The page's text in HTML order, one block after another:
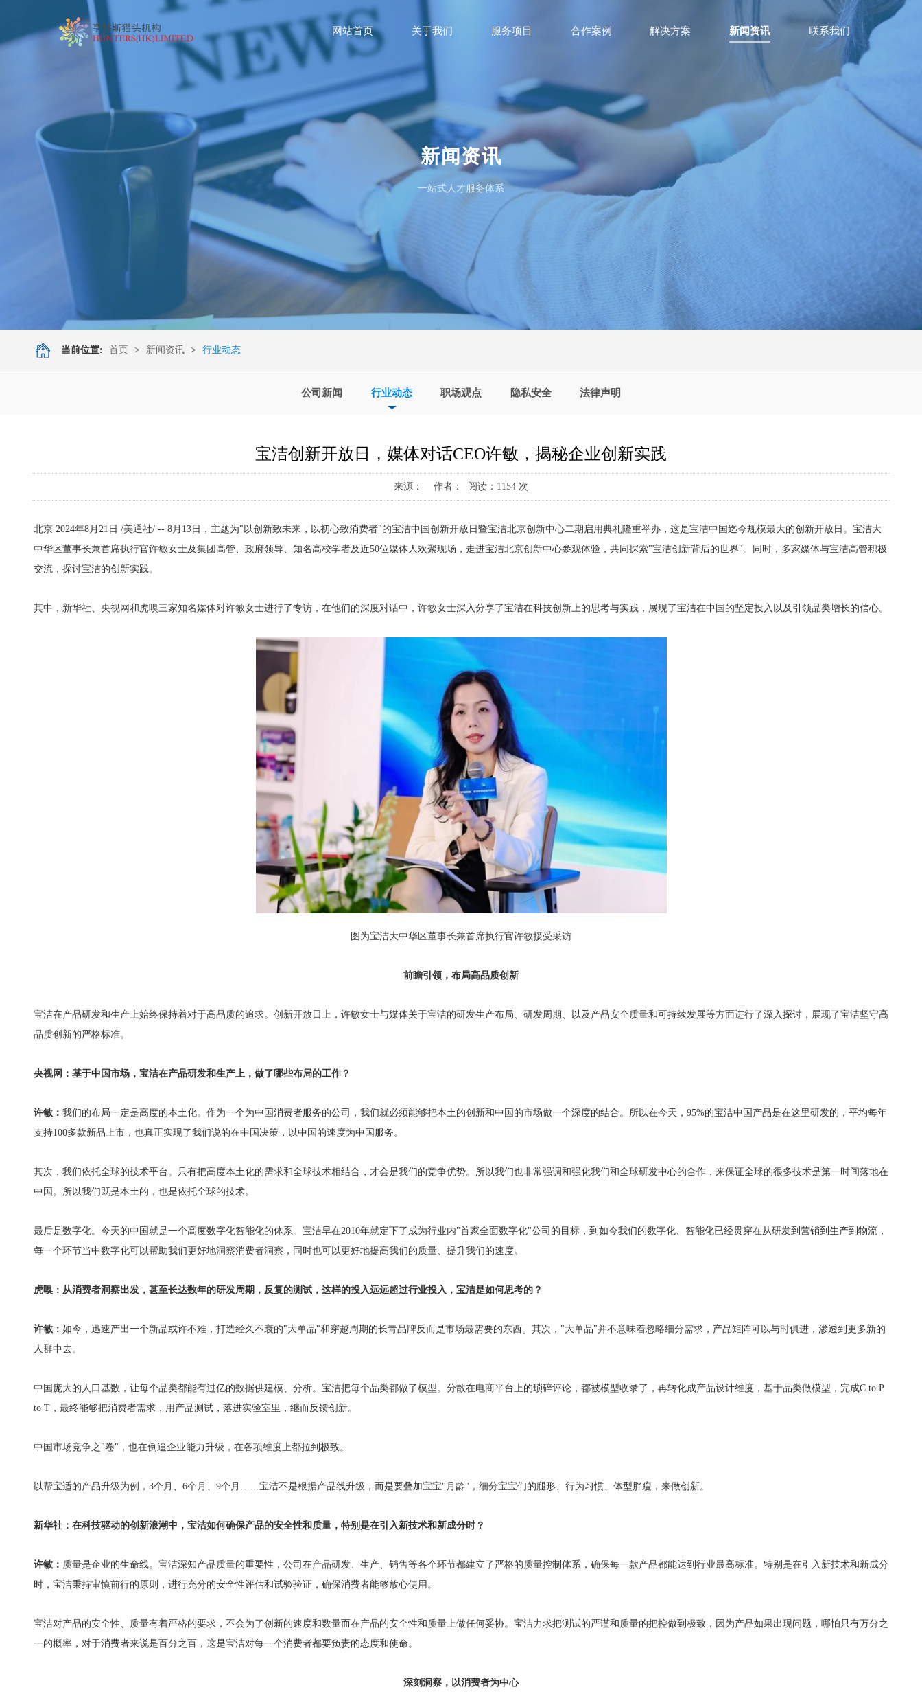
新闻资讯
一站式人才服务体系
网站首页 关于我们 服务项目 合作案例 解决方案 新闻资讯 联系我们
当前位置: 首页 > 新闻资讯 > 行业动态
公司新闻 行业动态 职场观点 隐私安全 法律声明
宝洁创新开放日，媒体对话CEO许敏，揭秘企业创新实践
来源： 作者： 阅读：1154 次
北京 2024年8月21日 /美通社/ -- 8月13日，主题为"以创新致未来，以初心致消费者"的宝洁中国创新开放日暨宝洁北京创新中心二期启用典礼隆重举办，这是宝洁中国迄今规模最大的创新开放日。宝洁大
中华区董事长兼首席执行官许敏女士及集团高管、政府领导、知名高校学者及近50位媒体人欢聚现场，走进宝洁北京创新中心参观体验，共同探索"宝洁创新背后的世界"。同时，多家媒体与宝洁高管积极
交流，探讨宝洁的创新实践。
其中，新华社、央视网和虎嗅三家知名媒体对许敏女士进行了专访，在他们的深度对话中，许敏女士深入分享了宝洁在科技创新上的思考与实践，展现了宝洁在中国的坚定投入以及引领品类增长的信心。
图为宝洁大中华区董事长兼首席执行官许敏接受采访
前瞻引领，布局高品质创新
宝洁在产品研发和生产上始终保持着对于高品质的追求。创新开放日上，许敏女士与媒体关于宝洁的研发生产布局、研发周期、以及产品安全质量和可持续发展等方面进行了深入探讨，展现了宝洁坚守高
品质创新的严格标准。
央视网： 基于中国市场，宝洁在产品研发和生产上，做了哪些布局的工作？
许敏： 我们的布局一定是高度的本土化。作为一个为中国消费者服务的公司，我们就必须能够把本土的创新和中国的市场做一个深度的结合。所以在今天，95%的宝洁中国产品是在这里研发的，平均每年
支持100多款新品上市，也真正实现了我们说的在中国决策，以中国的速度为中国服务。
其次，我们依托全球的技术平台。只有把高度本土化的需求和全球技术相结合，才会是我们的竞争优势。所以我们也非常强调和强化我们和全球研发中心的合作，来保证全球的很多技术是第一时间落地在
中国。所以我们既是本土的，也是依托全球的技术。
最后是数字化。今天的中国就是一个高度数字化智能化的体系。宝洁早在2010年就定下了成为行业内"首家全面数字化"公司的目标，到如今我们的数字化、智能化已经贯穿在从研发到营销到生产到物流，
每一个环节当中数字化可以帮助我们更好地洞察消费者洞察，同时也可以更好地提高我们的质量、提升我们的速度。
虎嗅：从消费者洞察出发，甚至长达数年的研发周期，反复的测试，这样的投入远远超过行业投入，宝洁是如何思考的？
许敏： 如今，迅速产出一个新品或许不难，打造经久不衰的"大单品"和穿越周期的长青品牌反而是市场最需要的东西。其次，"大单品"并不意味着忽略细分需求，产品矩阵可以与时俱进，渗透到更多新的
人群中去。
中国庞大的人口基数，让每个品类都能有过亿的数据供建模、分析。宝洁把每个品类都做了模型。分散在电商平台上的琐碎评论，都被模型收录了，再转化成产品设计维度，基于品类做模型，完成C to P
to T，最终能够把消费者需求，用产品测试，落进实验室里，继而反馈创新。
中国市场竞争之"卷"，也在倒逼企业能力升级，在各项维度上都拉到极致。
以帮宝适的产品升级为例，3个月、6个月、9个月……宝洁不是根据产品线升级，而是要叠加宝宝"月龄"，细分宝宝们的腿形、行为习惯、体型胖瘦，来做创新。
新华社：在科技驱动的创新浪潮中，宝洁如何确保产品的安全性和质量，特别是在引入新技术和新成分时？
许敏： 质量是企业的生命线。宝洁深知产品质量的重要性，公司在产品研发、生产、销售等各个环节都建立了严格的质量控制体系，确保每一款产品都能达到行业最高标准。特别是在引入新技术和新成分
时，宝洁秉持审慎前行的原则，进行充分的安全性评估和试验验证，确保消费者能够放心使用。
宝洁对产品的安全性、质量有着严格的要求，不会为了创新的速度和数量而在产品的安全性和质量上做任何妥协。宝洁力求把测试的严谨和质量的把控做到极致，因为产品如果出现问题，哪怕只有万分之
一的概率，对于消费者来说是百分之百，这是宝洁对每一个消费者都要负责的态度和使命。
深刻洞察，以消费者为中心